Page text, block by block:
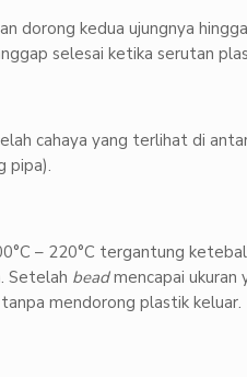
dorong kedua ujungnya
selesai ketika serutan
cahaya yang terlihat di
pipa).
– 220°C tergantung
Setelah beadmencapai ukuran
mendorong plastik keluar.